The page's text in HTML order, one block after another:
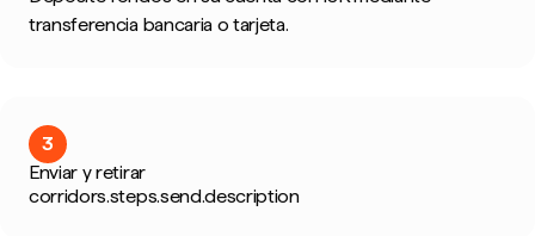
transferencia bancaria o tarjeta.
3
Enviar y retirar
corridors.steps.send.description